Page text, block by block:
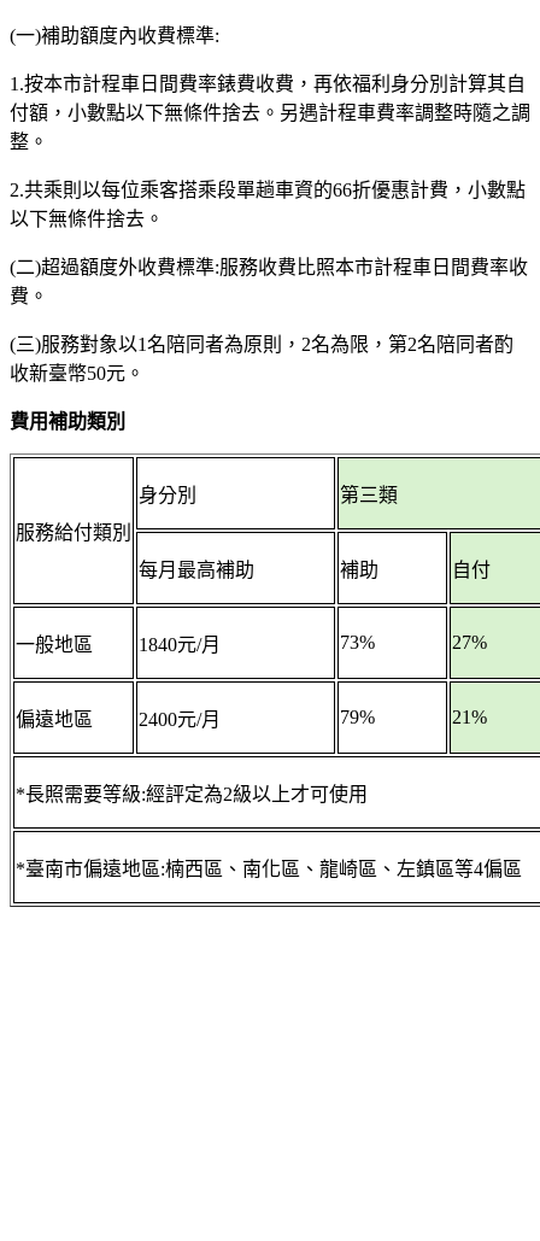
(一)補助額度內收費標準:
1.按本市計程車日間費率錶費收費，再依福利身分別計算其自
付額，小數點以下無條件捨去。另遇計程車費率調整時隨之調
整。
2.共乘則以每位乘客搭乘段單趟車資的66折優惠計費，小數點
以下無條件捨去。
(二)超過額度外收費標準:服務收費比照本市計程車日間費率收
費。
(三)服務對象以1名陪同者為原則，2名為限，第2名陪同者酌
收新臺幣50元。
費用補助類別
服務給付類別
身分別 第三類
每月最高補助 補助 自付
一般地區 1840元/月 73% 27%
偏遠地區 2400元/月 79% 21%
*長照需要等級:經評定為2級以上才可使用
*臺南市偏遠地區:楠西區、南化區、龍崎區、左鎮區等4偏區